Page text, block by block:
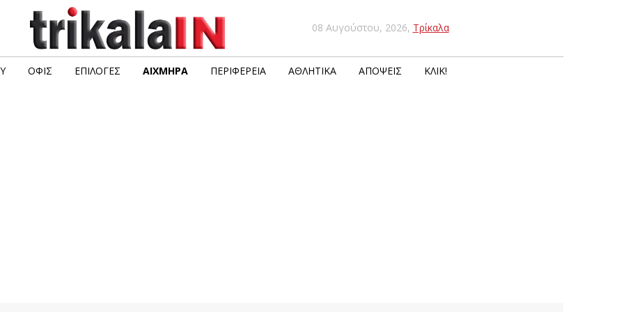
08 Αυγούστου, 2026, Τρίκαλα
ΟΦΙΣ ΕΠΙΛΟΓΈΣ ΑΙΧΜΗΡΆ ΠΕΡΙΦΈΡΕΙΑ ΑΘΛΗΤΙΚΆ ΑΠΌΨΕΙΣ ΚΛΙΚ!